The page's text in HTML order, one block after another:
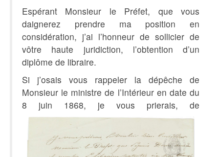
Espérant Monsieur le Préfet, que vous
daignerez prendre ma position en
considération, j’ai l’honneur de sollicier de
vôtre haute juridiction, l’obtention d’un
diplôme de libraire.
Si j’osais vous rappeler la dépêche de
Monsieur le ministre de l’Intérieur en date du
8 juin 1868, je vous prierais, de